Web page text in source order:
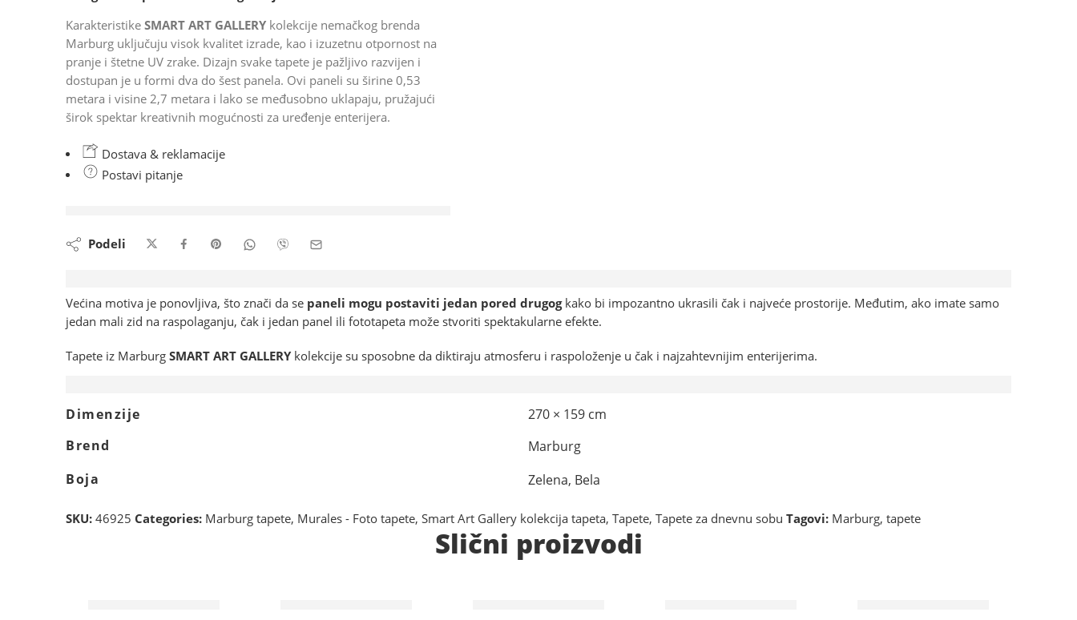
Karakteristike SMART ART GALLERY kolekcije nemačkog brenda
Marburg uključuju visok kvalitet izrade, kao i izuzetnu otpornost na
pranje i štetne UV zrake. Dizajn svake tapete je pažljivo razvijen i
dostupan je u formi dva do šest panela. Ovi paneli su širine 0,53
metara i visine 2,7 metara i lako se međusobno uklapaju, pružajući
širok spektar kreativnih mogućnosti za uređenje enterijera.
Dostava & reklamacije
Postavi pitanje
Podeli
Većina motiva je ponovljiva, što znači da se paneli mogu postaviti jedan pored drugogkako bi impozantno ukrasili čak i najveće prostorije. Međutim, ako imate samo
jedan mali zid na raspolaganju, čak i jedan panel ili fototapeta može stvoriti spektakularne efekte.
Tapete iz Marburg SMART ART GALLERY kolekcije su sposobne da diktiraju atmosferu i raspoloženje u čak i najzahtevnijim enterijerima.
Dimenzije
270 × 159 cm
Brend
Marburg
Boja
Zelena, Bela
SKU: 46925 Categories: Marburg tapete, Murales - Foto tapete, Smart Art Gallery kolekcija tapeta, Tapete, Tapete za dnevnu sobu Tagovi: Marburg, tapete
Slični proizvodi